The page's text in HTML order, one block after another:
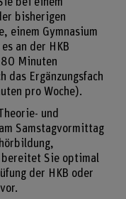
bisherigen
einem Gymnasium
an der HKB
80 Minuten
das Ergänzungsfach
pro Woche).
und
Samstagvormittag
bereitet Sie optimal
der HKB oder